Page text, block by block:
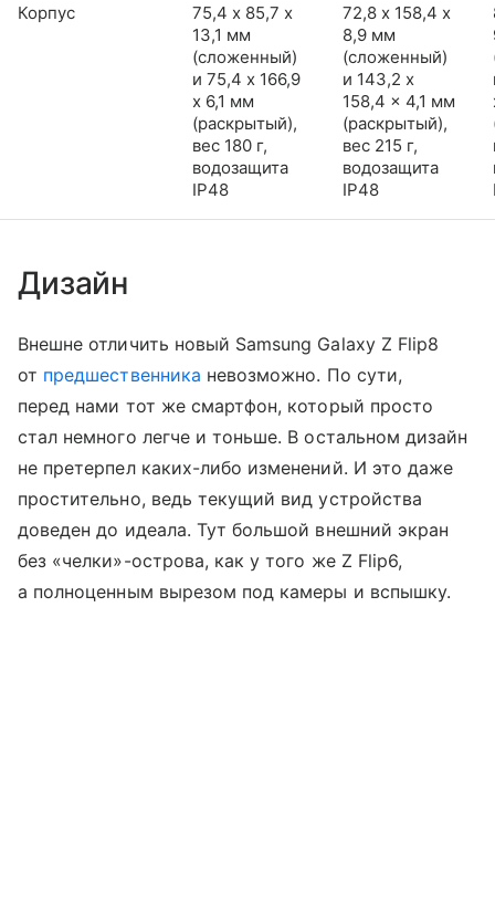
Корпус
75,4 х 85,7 х
13,1 мм
(сложенный)
и 75,4 x 166,9
x 6,1 мм
(раскрытый),
вес 180 г,
водозащита
IP48
72,8 х 158,4 х
8,9 мм
(сложенный)
и 143,2 x
158,4 x 4,1 мм
(раскрытый),
вес 215 г,
водозащита
IP48
Дизайн
Внешне отличить новый Samsung Galaxy Z Flip8
от предшественника невозможно. По сути,
перед нами тот же смартфон, который просто
стал немного легче и тоньше. В остальном дизайн
не претерпел каких-либо изменений. И это даже
простительно, ведь текущий вид устройства
доведен до идеала. Тут большой внешний экран
без «челки»-острова, как у того же Z Flip6,
а полноценным вырезом под камеры и вспышку.